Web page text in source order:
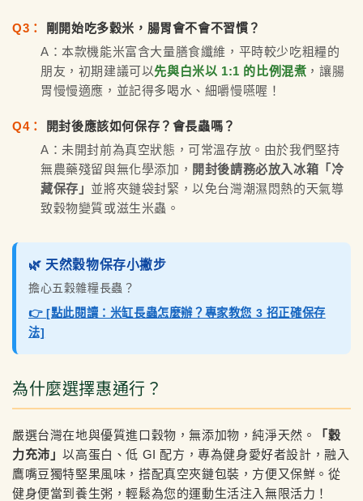
Q3：
剛開始吃多穀米，腸胃會不會不習慣？
A：本款機能米富含大量膳食纖維，平時較少吃粗糧的
朋友，初期建議可以先與白米以 1:1 的比例混煮 ，讓腸
胃慢慢適應，並記得多喝水、細嚼慢嚥喔！
Q4：
開封後應該如何保存？會長蟲嗎？
A：未開封前為真空狀態，可常溫存放。由於我們堅持
無農藥殘留與無化學添加， 開封後請務必放入冰箱「冷
藏保存」 並將夾鏈袋封緊，以免台灣潮濕悶熱的天氣導
致穀物變質或滋生米蟲。
🌿 天然穀物保存小撇步
擔心五穀雜糧長蟲？
👉 [點此閱讀：米缸長蟲怎麼辦？專家教您 3 招正確保存
法]
為什麼選擇惠通行？
嚴選台灣在地與優質進口穀物，無添加物，純淨天然。
「穀
力充沛」以高蛋白、低 GI 配方，專為健身愛好者設計，融入
鷹嘴豆獨特堅果風味，搭配真空夾鏈包裝，方便又保鮮。從
健身便當到養生粥，輕鬆為您的運動生活注入無限活力！